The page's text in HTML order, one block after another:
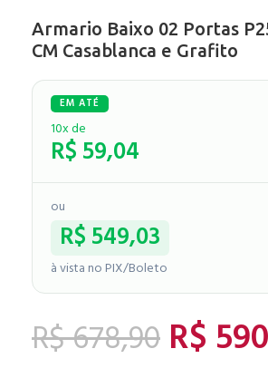
Armario Baixo 02 Portas
CM Casablanca e Grafito
10x de
R$59,04
ou
R$549,03
à vista no PIX/Boleto
R$678,90 R$